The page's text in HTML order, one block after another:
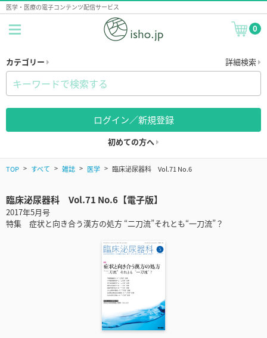
医学・医療の電子コンテンツ配信サービス
0
カテゴリー 詳細検索
ログイン／新規登録
初めての方へ
TOP すべて 雑誌 医学 臨床泌尿器科 Vol.71 No.6
臨床泌尿器科 Vol.71 No.6【電子版】
2017年5月号
特集 症状と向き合う漢方の処方 “二刀流”それとも“一刀流”？